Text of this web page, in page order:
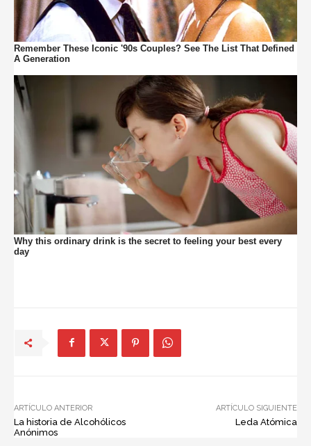
ARTÍCULO ANTERIOR
La historia de Alcohólicos
Anónimos
ARTÍCULO SIGUIENTE
Leda Atómica